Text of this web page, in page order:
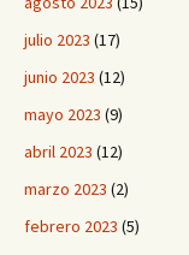
julio 2023 (17)
junio 2023 (12)
mayo 2023 (9)
abril 2023 (12)
marzo 2023 (2)
febrero 2023 (5)